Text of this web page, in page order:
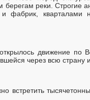
берегам реки. Строгие
и фабрик, кварталами
движение по
через всю
встретить